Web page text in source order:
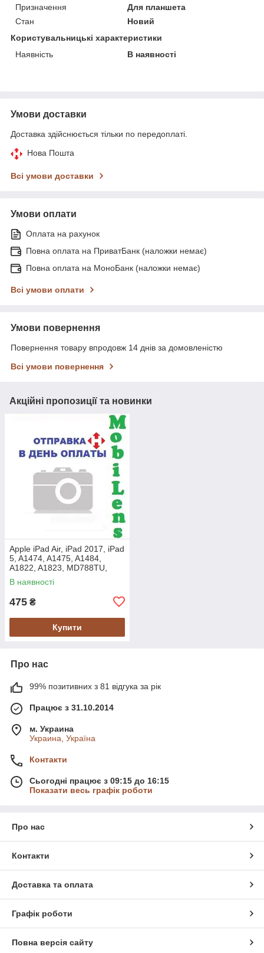
Призначення
Для планшета
Стан
Новий
Користувальницькі характеристики
Наявність
В наявності
Умови доставки
Доставка здійснюється тільки по передоплаті.
Нова Пошта
Всі умови доставки
Умови оплати
Оплата на рахунок
Повна оплата на ПриватБанк (наложки немає)
Повна оплата на МоноБанк (наложки немає)
Всі умови оплати
Умови повернення
Повернення товару впродовж 14 днів за домовленістю
Всі умови повернення
Акційні пропозиції та новинки
Apple iPad Air, iPad 2017, iPad
5, A1474, A1475, A1484,
A1822, A1823, MD788TU,
MF532LL, MD795TU Тачскрін
чорний+кнопка HOME
В наявності
475 ₴
Купити
Про нас
99% позитивних з 81 відгука за рік
Працює з 31.10.2014
м. Украина
Украина, Україна
Контакти
Сьогодні працює з 09:15 до 16:15
Показати весь графік роботи
Про нас
Контакти
Доставка та оплата
Графік роботи
Повна версія сайту